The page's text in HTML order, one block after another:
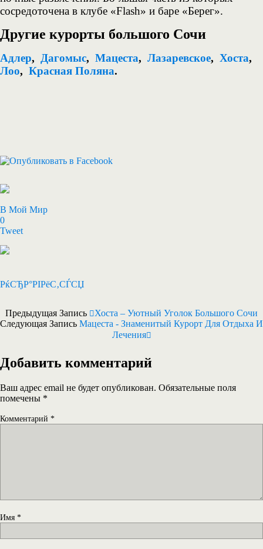
сосредоточена в клубе «Flash» и баре «Берег».
Другие курорты большого Сочи
Адлер, Дагомыс, Мацеста, Лазаревское, Хоста,
Лоо, Красная Поляна.
В Мой Мир
0
Tweet
РќСЂР°РІРёС‚СЃСЏ
Предыдущая Запись
Хоста – Уютный Уголок Большого Сочи
Следующая Запись Мацеста - Знаменитый Курорт Для Отдыха И
Лечения
Добавить комментарий
Ваш адрес email не будет опубликован. Обязательные поля
помечены *
Комментарий *
Имя *